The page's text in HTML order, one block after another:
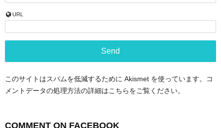
URL
このサイトはスパムを低減するために Akismet を使っています。
コ
メントデータの処理方法の詳細はこちらをご覧ください。
COMMENT ON FACEBOOK